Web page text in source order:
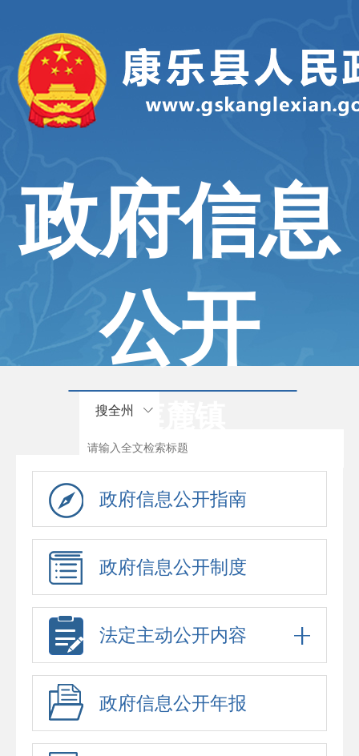
政府信息
公开
莲麓镇
搜全州
政府信息公开指南
政府信息公开制度
法定主动公开内容
政府信息公开年报